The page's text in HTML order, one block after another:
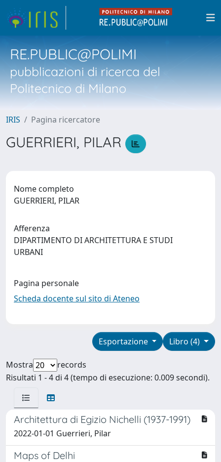
RE.PUBLIC@POLIMI
pubblicazioni di ricerca del
Politecnico di Milano
IRIS Pagina ricercatore
GUERRIERI, PILAR
Nome completo
GUERRIERI, PILAR
Afferenza
DIPARTIMENTO DI ARCHITETTURA E STUDI
URBANI
Pagina personale
Scheda docente sul sito di Ateneo
Libro (4)
Esportazione
Mostra
records
Risultati 1 - 4 di 4 (tempo di esecuzione: 0.009 secondi).
Architettura di Egizio Nichelli (1937-1991)
2022-01-01 Guerrieri, Pilar
Maps of Delhi